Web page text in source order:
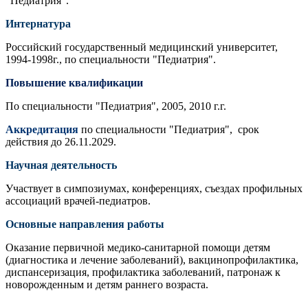
Интернатура
Российский государственный медицинский университет,
1994-1998г., по специальности "Педиатрия".
Повышение квалификации
По специальности "Педиатрия", 2005, 2010 г.г.
Аккредитация по специальности "Педиатрия", срок
действия до 26.11.2029.
Научная деятельность
Участвует в симпозиумах, конференциях, съездах профильных
ассоциаций врачей-педиатров.
Основные направления работы
Оказание первичной медико-санитарной помощи детям
(диагностика и лечение заболеваний), вакцинопрофилактика,
диспансеризация, профилактика заболеваний, патронаж к
новорожденным и детям раннего возраста.